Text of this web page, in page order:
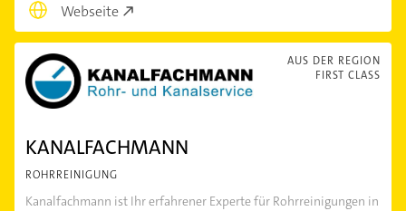
Webseite
AUS DER REGION
FIRST CLASS
KANALFACHMANN
ROHRREINIGUNG
Kanalfachmann ist Ihr erfahrener Experte für Rohrreinigungen in